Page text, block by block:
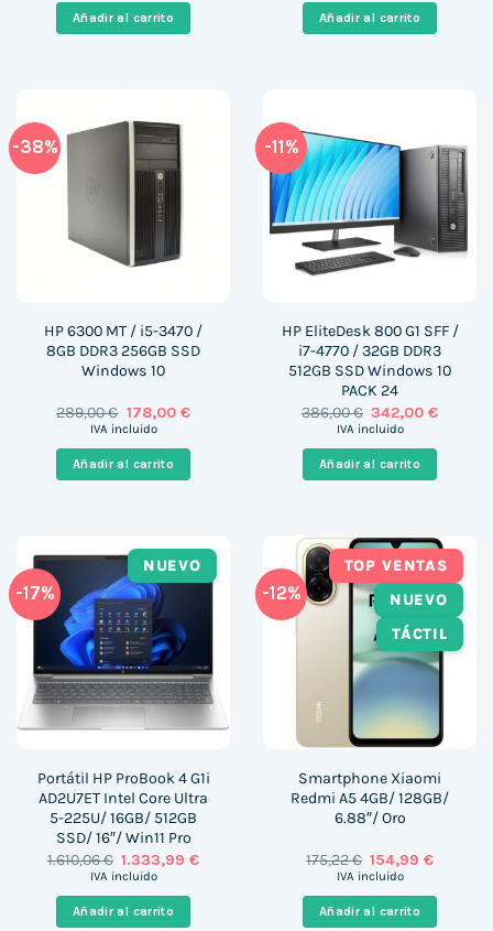
era:
850,00 €.
Añadir al carrito
era:
370,55 €.
es:
Añadir al carrito
-38%
HP 6300 MT / i5-3470 /
8GB DDR3 256GB SSD
Windows 10
289,00€ El
precio
era:
289,00 €.
178,00 €El
es:
178,00 €.
IVA incluido
Añadir al carrito
-11%
HP EliteDesk 800 G1 SFF /
i7-4770 / 32GB DDR3
512GB SSD Windows 10
PACK 24
386,00€ El
precio
era:
386,00 €.
342,00€El
IVA incluido
Añadir al carrito
-17%
NUEVO
Portátil HP ProBook 4 G1i
AD2U7ET Intel Core Ultra
5-225U/ 16GB/ 512GB
SSD/ 16″/ Win11 Pro
1.610,06€ El
precio
era:
1.610,06 €.
1.333,99€El
IVA incluido
Añadir al carrito
-12%
TOP VENTAS
NUEVO
TÁCTIL
Smartphone Xiaomi
Redmi A5 4GB/ 128GB/
6.88″/ Oro
175,22€ El
precio
era:
175,22 €.
154,99€El
es:
154,99 €.
IVA incluido
Añadir al carrito